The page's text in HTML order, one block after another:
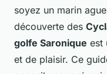
soyez un marin
découverte des
golfe Saronique est
et de plaisir. Ce